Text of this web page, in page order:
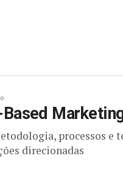
processos e
direcionadas